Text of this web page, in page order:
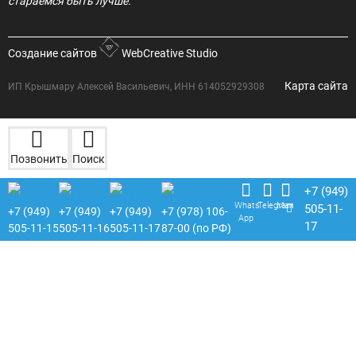
Создание сайтов WebCreative Studio
ИП Крышмару Алексей Васильевич, ИНН 614052929308 Карта сайта
Позвонить Поиск
+7 (949)
505-11-15
+7 (949)
505-11-16
+7 (949)
505-11-17
+7 (978) 106-
87-00 (по РФ)
Whats
App
Telegram
Max
+7 (949)
505-11-
17